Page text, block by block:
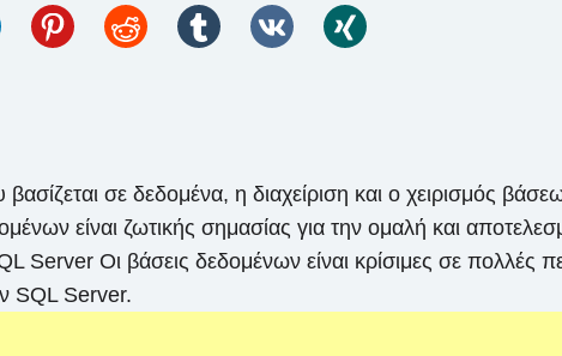
σε δεδομένα, η διαχείριση και ο χειρισμός
είναι ζωτικής σημασίας για την ομαλή και
Οι βάσεις δεδομένων είναι κρίσιμες σε πολλές
SQL Server.